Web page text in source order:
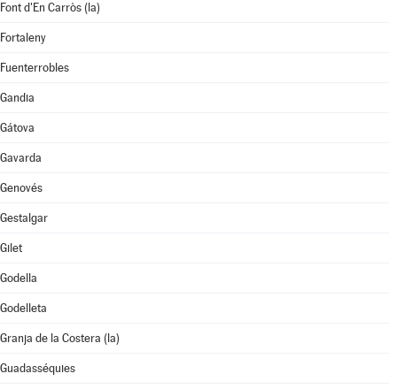
Font d'En Carròs (la)
Fortaleny
Fuenterrobles
Gandia
Gátova
Gavarda
Genovés
Gestalgar
Gilet
Godella
Godelleta
Granja de la Costera (la)
Guadasséquies